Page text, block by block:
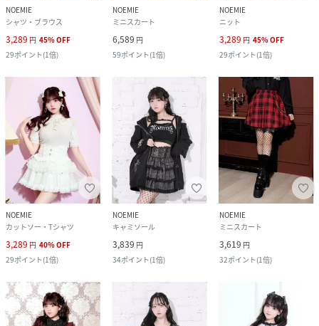
NOEMIE
シャツ・ブラウス
3,289 円 45%OFF
29ポイント(1倍)
NOEMIE
ミニスカート
6,589 円
59ポイント(1倍)
NOEMIE
ニット
3,289 円 45%OFF
29ポイント(1倍)
NOEMIE
カットソー・Tシャツ
3,289 円 40%OFF
29ポイント(1倍)
NOEMIE
キャミソール
3,839 円
34ポイント(1倍)
NOEMIE
ミニスカート
3,619 円
32ポイント(1倍)